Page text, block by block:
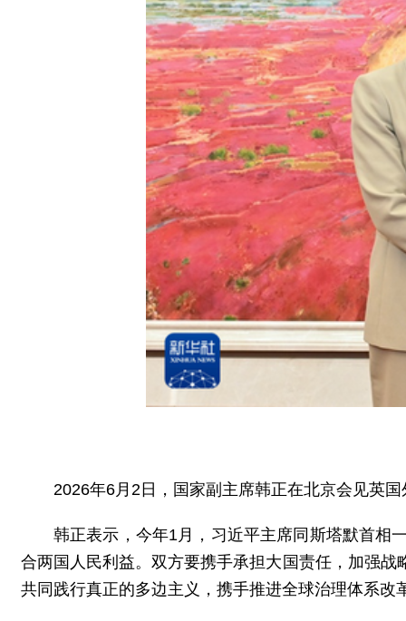
2026年6月2日，国家副主席韩正在北京会见英
韩正表示，今年1月，习近平主席同斯塔默首相
合两国人民利益。双方要携手承担大国责任，加强
共同践行真正的多边主义，携手推进全球治理体系改